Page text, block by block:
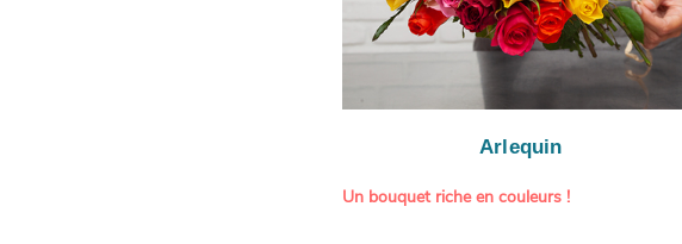
Arlequin
Un bouquet riche en couleurs !